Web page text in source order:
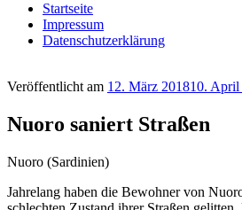
Startseite
Impressum
Datenschutzerklärung
Veröffentlicht am 12. März 201810. April
Nuoro saniert Straßen
Nuoro (Sardinien)
Jahrelang haben die Bewohner von